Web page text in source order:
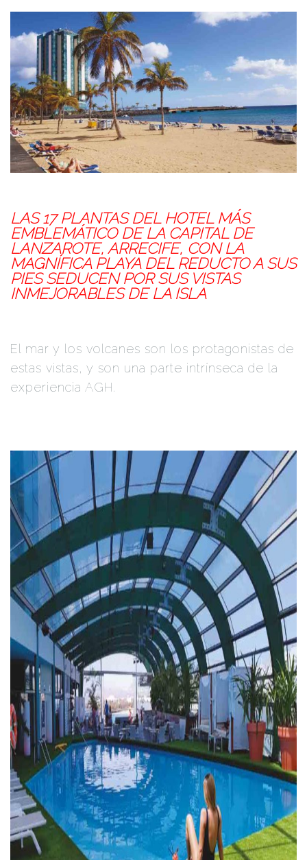
LAS 17 PLANTAS DEL HOTEL MÁS
EMBLEMÁTICO DE LA CAPITAL DE
LANZAROTE, ARRECIFE, CON LA
MAGNÍFICA PLAYA DEL REDUCTO A SUS
PIES SEDUCEN POR SUS VISTAS
INMEJORABLES DE LA ISLA
El mar y los volcanes son los protagonistas de
estas vistas, y son una parte intrínseca de la
experiencia AGH.